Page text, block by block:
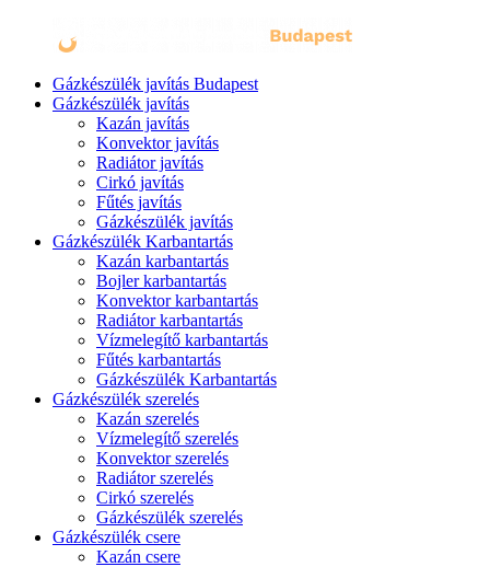
Gázkészülék javítás Budapest
Gázkészülék javítás
Kazán javítás
Konvektor javítás
Radiátor javítás
Cirkó javítás
Fűtés javítás
Gázkészülék javítás
Gázkészülék Karbantartás
Kazán karbantartás
Bojler karbantartás
Konvektor karbantartás
Radiátor karbantartás
Vízmelegítő karbantartás
Fűtés karbantartás
Gázkészülék Karbantartás
Gázkészülék szerelés
Kazán szerelés
Vízmelegítő szerelés
Konvektor szerelés
Radiátor szerelés
Cirkó szerelés
Gázkészülék szerelés
Gázkészülék csere
Kazán csere